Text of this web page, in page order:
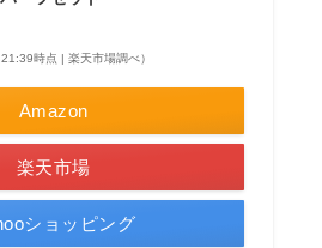
時点 | 楽天市場調べ）
Amazon
楽天市場
ショッピング